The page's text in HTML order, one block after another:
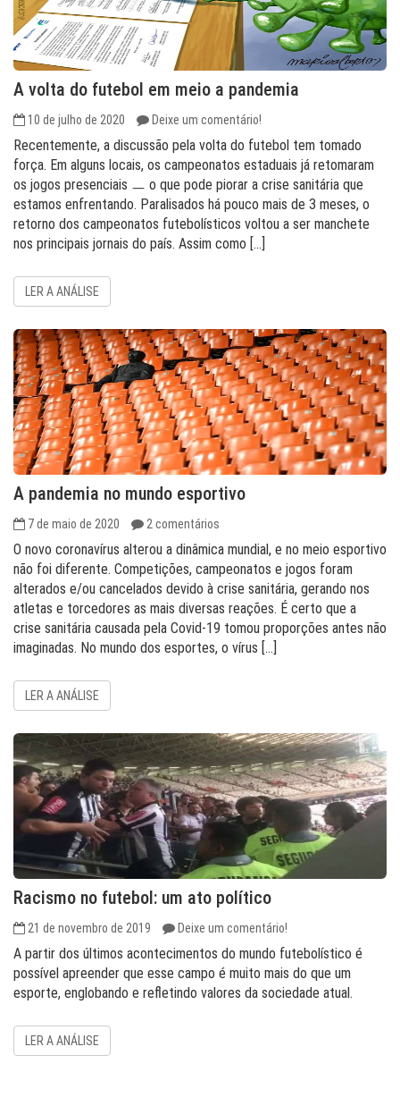
A volta do futebol em meio a pandemia
10 de julho de 2020 Deixe um comentário!
Recentemente, a discussão pela volta do futebol tem tomado
força. Em alguns locais, os campeonatos estaduais já retomaram
os jogos presenciais ㅡ o que pode piorar a crise sanitária que
estamos enfrentando. Paralisados há pouco mais de 3 meses, o
retorno dos campeonatos futebolísticos voltou a ser manchete
nos principais jornais do país. Assim como […]
LER A ANÁLISE
A pandemia no mundo esportivo
7 de maio de 2020 2 comentários
O novo coronavírus alterou a dinâmica mundial, e no meio esportivo
não foi diferente. Competições, campeonatos e jogos foram
alterados e/ou cancelados devido à crise sanitária, gerando nos
atletas e torcedores as mais diversas reações. É certo que a
crise sanitária causada pela Covid-19 tomou proporções antes não
imaginadas. No mundo dos esportes, o vírus […]
LER A ANÁLISE
Racismo no futebol: um ato político
21 de novembro de 2019 Deixe um comentário!
A partir dos últimos acontecimentos do mundo futebolístico é
possível apreender que esse campo é muito mais do que um
esporte, englobando e refletindo valores da sociedade atual.
LER A ANÁLISE